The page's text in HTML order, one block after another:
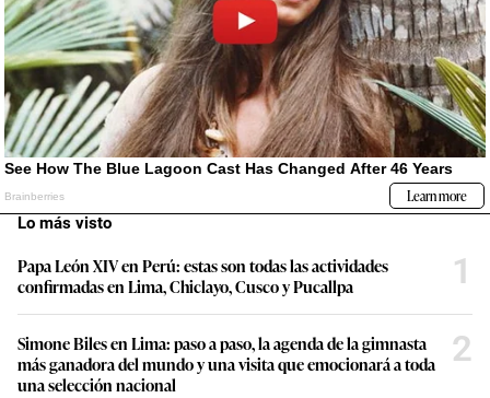
Lo más visto
Papa León XIV en Perú: estas son todas las actividades
confirmadas en Lima, Chiclayo, Cusco y Pucallpa
1
Simone Biles en Lima: paso a paso, la agenda de la gimnasta
más ganadora del mundo y una visita que emocionará a toda
una selección nacional
2